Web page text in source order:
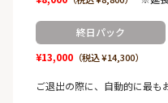
終日パック
¥13,000（税込 ¥14,300）
ご退出の際に、自動的に最も